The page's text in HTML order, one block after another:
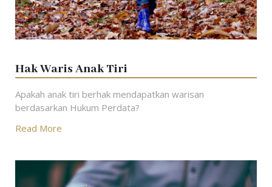
Hak Waris Anak Tiri
Apakah anak tiri berhak mendapatkan warisan
berdasarkan Hukum Perdata?
Read More